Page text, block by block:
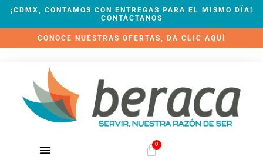
¡CDMX, CONTAMOS CON ENTREGAS PARA EL MISMO DÍA!
CONTÁCTANOS
CONOCE NUESTRAS OFERTAS, DA CLIC AQUÍ
0